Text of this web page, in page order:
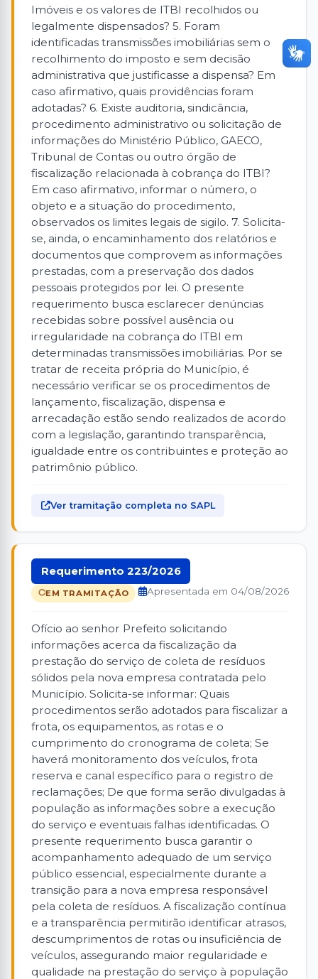
Imóveis e os valores de ITBI recolhidos ou
legalmente dispensados? 5. Foram
identificadas transmissões imobiliárias sem o
recolhimento do imposto e sem decisão
administrativa que justificasse a dispensa? Em
caso afirmativo, quais providências foram
adotadas? 6. Existe auditoria, sindicância,
procedimento administrativo ou solicitação de
informações do Ministério Público, GAECO,
Tribunal de Contas ou outro órgão de
fiscalização relacionada à cobrança do ITBI?
Em caso afirmativo, informar o número, o
objeto e a situação do procedimento,
observados os limites legais de sigilo. 7. Solicita-
se, ainda, o encaminhamento dos relatórios e
documentos que comprovem as informações
prestadas, com a preservação dos dados
pessoais protegidos por lei. O presente
requerimento busca esclarecer denúncias
recebidas sobre possível ausência ou
irregularidade na cobrança do ITBI em
determinadas transmissões imobiliárias. Por se
tratar de receita própria do Município, é
necessário verificar se os procedimentos de
lançamento, fiscalização, dispensa e
arrecadação estão sendo realizados de acordo
com a legislação, garantindo transparência,
igualdade entre os contribuintes e proteção ao
patrimônio público.
Ver tramitação completa no SAPL
Requerimento 223/2026
EM TRAMITAÇÃO Apresentada em 04/08/2026
Ofício ao senhor Prefeito solicitando
informações acerca da fiscalização da
prestação do serviço de coleta de resíduos
sólidos pela nova empresa contratada pelo
Município. Solicita-se informar: Quais
procedimentos serão adotados para fiscalizar a
frota, os equipamentos, as rotas e o
cumprimento do cronograma de coleta; Se
haverá monitoramento dos veículos, frota
reserva e canal específico para o registro de
reclamações; De que forma serão divulgadas à
população as informações sobre a execução
do serviço e eventuais falhas identificadas. O
presente requerimento busca garantir o
acompanhamento adequado de um serviço
público essencial, especialmente durante a
transição para a nova empresa responsável
pela coleta de resíduos. A fiscalização contínua
e a transparência permitirão identificar atrasos,
descumprimentos de rotas ou insuficiência de
veículos, assegurando maior regularidade e
qualidade na prestação do serviço à população